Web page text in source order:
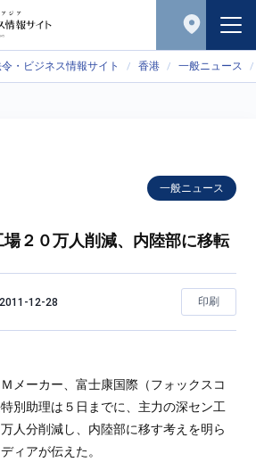
・ビジネス情報サイト 香港 一般ニュース
一般ニュース
２０万人削減、内陸部に移転
2011-12-28 印刷
メーカー、富士康国際（フォックスコ
別助理は５日までに、主力の深セン工
人分削減し、内陸部に移す考えを明ら
ィアが伝えた。